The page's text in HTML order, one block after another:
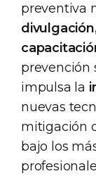
preventiva
prevención
impulsa la
nuevas
mitigación
bajo los